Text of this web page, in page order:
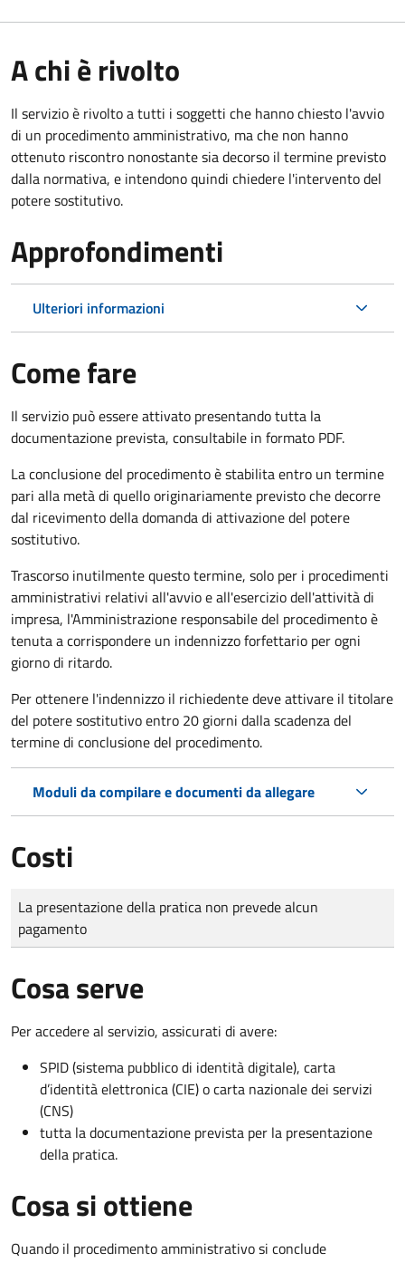
A chi è rivolto
Il servizio è rivolto a tutti i soggetti che hanno chiesto l'avvio
di un procedimento amministrativo, ma che non hanno
ottenuto riscontro nonostante sia decorso il termine previsto
dalla normativa, e intendono quindi chiedere l'intervento del
potere sostitutivo.
Approfondimenti
Ulteriori informazioni
Come fare
Il servizio può essere attivato presentando tutta la
documentazione prevista, consultabile in formato PDF.
La conclusione del procedimento è stabilita entro un termine
pari alla metà di quello originariamente previsto che decorre
dal ricevimento della domanda di attivazione del potere
sostitutivo.
Trascorso inutilmente questo termine, solo per i procedimenti
amministrativi relativi all'avvio e all'esercizio dell'attività di
impresa, l'Amministrazione responsabile del procedimento è
tenuta a corrispondere un indennizzo forfettario per ogni
giorno di ritardo.
Per ottenere l'indennizzo il richiedente deve attivare il titolare
del potere sostitutivo entro 20 giorni dalla scadenza del
termine di conclusione del procedimento.
Moduli da compilare e documenti da allegare
Costi
Tipo di pagamento
Importo
La presentazione della pratica non prevede alcun
pagamento
Cosa serve
Per accedere al servizio, assicurati di avere:
SPID (sistema pubblico di identità digitale), carta
d’identità elettronica (CIE) o carta nazionale dei servizi
(CNS)
tutta la documentazione prevista per la presentazione
della pratica.
Cosa si ottiene
Quando il procedimento amministrativo si conclude